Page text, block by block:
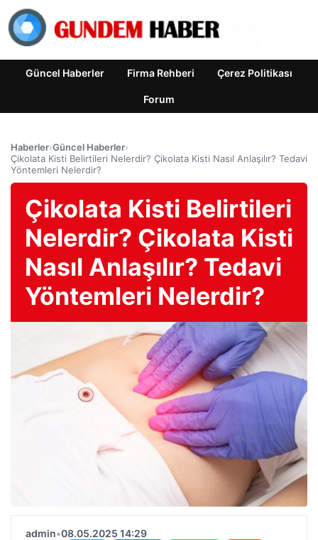
Güncel Haberler Firma Rehberi Çerez Politikası
Forum
Haberler›Güncel Haberler›
Çikolata Kisti Belirtileri Nelerdir? Çikolata Kisti Nasıl Anlaşılır? Tedavi
Yöntemleri Nelerdir?
Çikolata Kisti Belirtileri
Nelerdir? Çikolata Kisti
Nasıl Anlaşılır? Tedavi
Yöntemleri Nelerdir?
admin•08.05.2025 14:29